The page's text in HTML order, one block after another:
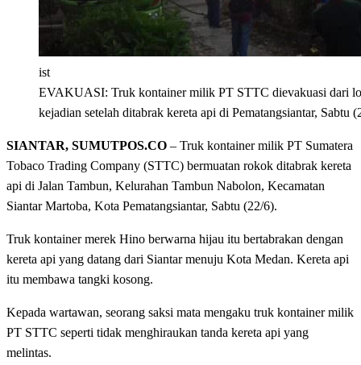
ist
EVAKUASI: Truk kontainer milik PT STTC dievakuasi dari
kejadian setelah ditabrak kereta api di Pematangsiantar, Sabtu
SIANTAR, SUMUTPOS.CO – Truk kontainer milik PT Sumatera
Tobaco Trading Company (STTC) bermuatan rokok ditabrak kereta
api di Jalan Tambun, Kelurahan Tambun Nabolon, Kecamatan
Siantar Martoba, Kota Pematangsiantar, Sabtu (22/6).
Truk kontainer merek Hino berwarna hijau itu bertabrakan dengan
kereta api yang datang dari Siantar menuju Kota Medan. Kereta api
itu membawa tangki kosong.
Kepada wartawan, seorang saksi mata mengaku truk kontainer milik
PT STTC seperti tidak menghiraukan tanda kereta api yang
melintas.